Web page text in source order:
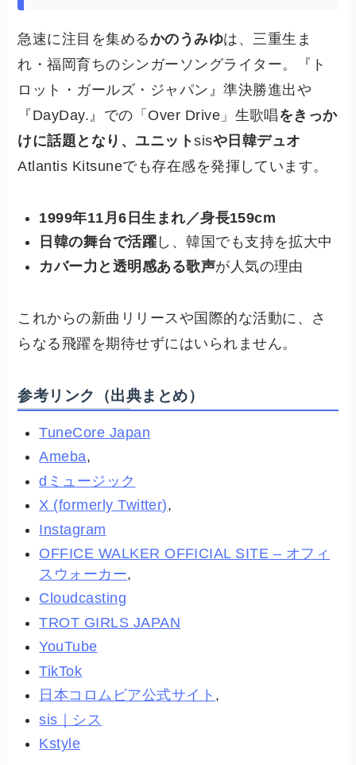
急速に注目を集めるかのうみゆは、三重生ま
れ・福岡育ちのシンガーソングライター。『ト
ロット・ガールズ・ジャパン』準決勝進出や
『DayDay.』での「Over Drive」生歌唱 をきっか
けに話題となり、ユニットsisや日韓デュオ
Atlantis Kitsuneでも存在感を発揮しています。
1999年11月6日生まれ／身長159cm
日韓の舞台で活躍 し、韓国でも支持を拡大中
カバー力と透明感ある歌声が人気の理由
これからの新曲リリースや国際的な活動に、さ
らなる飛躍を期待せずにはいられません。
参考リンク（出典まとめ）
TuneCore Japan
Ameba,
dミュージック
X (formerly Twitter),
Instagram
OFFICE WALKER OFFICIAL SITE – オフィ
スウォーカー,
Cloudcasting
TROT GIRLS JAPAN
YouTube
TikTok
日本コロムビア公式サイト ,
sis｜シス
Kstyle